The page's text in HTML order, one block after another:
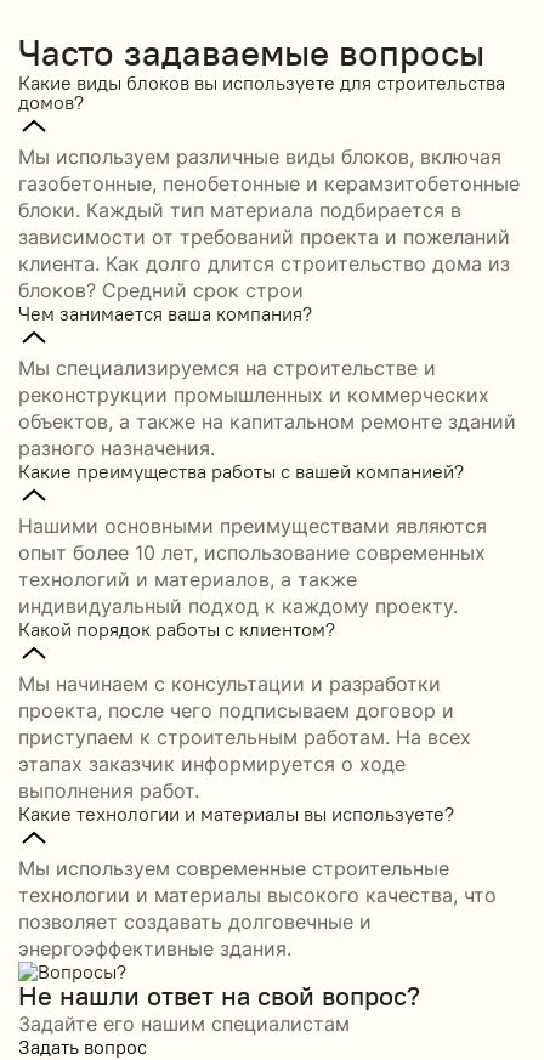
Часто задаваемые вопросы
Какие виды блоков вы используете для строительства
домов?
Мы используем различные виды блоков, включая
газобетонные, пенобетонные и керамзитобетонные
блоки. Каждый тип материала подбирается в
зависимости от требований проекта и пожеланий
клиента. Как долго длится строительство дома из
блоков? Средний срок строи
Чем занимается ваша компания?
Мы специализируемся на строительстве и
реконструкции промышленных и коммерческих
объектов, а также на капитальном ремонте зданий
разного назначения.
Какие преимущества работы с вашей компанией?
Нашими основными преимуществами являются
опыт более 10 лет, использование современных
технологий и материалов, а также
индивидуальный подход к каждому проекту.
Какой порядок работы с клиентом?
Мы начинаем с консультации и разработки
проекта, после чего подписываем договор и
приступаем к строительным работам. На всех
этапах заказчик информируется о ходе
выполнения работ.
Какие технологии и материалы вы используете?
Мы используем современные строительные
технологии и материалы высокого качества, что
позволяет создавать долговечные и
энергоэффективные здания.
Не нашли ответ на свой вопрос?
Задайте его нашим специалистам
Задать вопрос